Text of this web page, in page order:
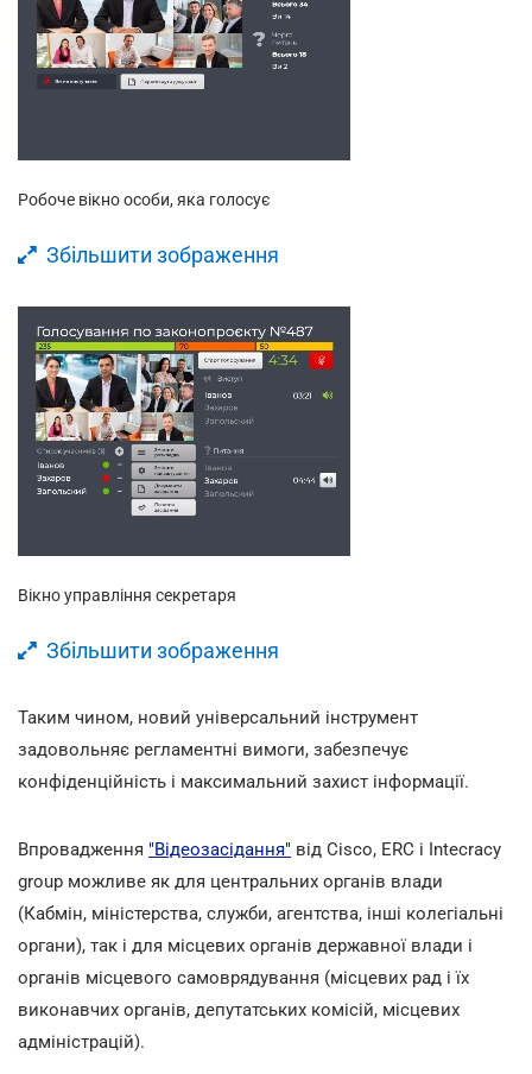
Робоче вікно особи, яка голосує
Збільшити зображення
Вікно управління секретаря
Збільшити зображення
Таким чином, новий універсальний інструмент
задовольняє регламентні вимоги, забезпечує
конфіденційність і максимальний захист інформації.
Впровадження "Відеозасідання" від Сisco, ERC і Intecracy
group можливе як для центральних органів влади
(Кабмін, міністерства, служби, агентства, інші колегіальні
органи), так і для місцевих органів державної влади і
органів місцевого самоврядування (місцевих рад і їх
виконавчих органів, депутатських комісій, місцевих
адміністрацій).